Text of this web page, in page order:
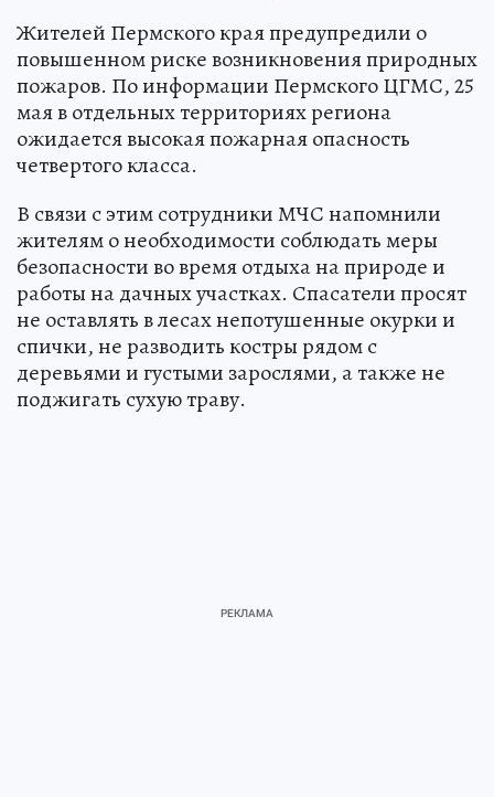
Жителей Пермского края предупредили о
повышенном риске возникновения природных
пожаров. По информации Пермского ЦГМС, 25
мая в отдельных территориях региона
ожидается высокая пожарная опасность
четвертого класса.
В связи с этим сотрудники МЧС напомнили
жителям о необходимости соблюдать меры
безопасности во время отдыха на природе и
работы на дачных участках. Спасатели просят
не оставлять в лесах непотушенные окурки и
спички, не разводить костры рядом с
деревьями и густыми зарослями, а также не
поджигать сухую траву.